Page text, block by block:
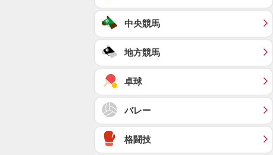
中央競馬
地方競馬
卓球
バレー
格闘技